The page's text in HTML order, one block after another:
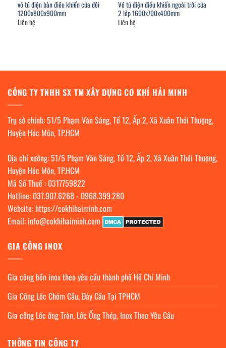
vỏ tủ điện bàn điều khiển cửa đôi
1200x800x900mm
Liên hệ
Vỏ tủ điện điều khiển ngoài trời cửa
2 lớp 1600x700x400mm
Liên hệ
CÔNG TY TNHH SX TM XÂY DỰNG CƠ KHÍ HẢI MINH
Trụ sở chính: 51/5 Phạm Văn Sáng, Tổ 12, Ấp 2, Xã Xuân Thới Thượng,
Huyện Hóc Môn, TP.HCM
Địa chỉ xưởng: 51/5 Phạm Văn Sáng, Tổ 12, Ấp 2, Xã Xuân Thới Thượng,
Huyện Hóc Môn, TP.HCM
Mã Số Thuế : 0317759822
Hotline: 037.907.6268- 0968.399.280
Website: https://cokhihaiminh.com
Email: info@cokhihaiminh.com
GIA CÔNG INOX
Gia công bồn inox theo yêu cầu thành phố Hồ Chí Minh
Gia Công Lốc Chỏm Cầu, Đáy Cầu Tại TPHCM
Gia công Lốc ống Tròn, Lốc Ống Thép, Inox Theo Yêu Cầu
THÔNG TIN CÔNG TY